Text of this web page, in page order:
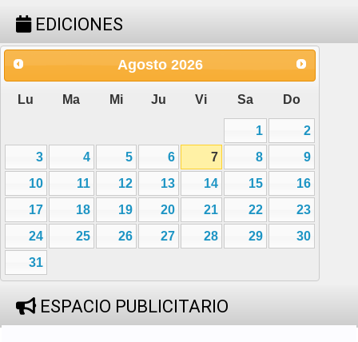
EDICIONES
Agosto 2026
Lu Ma Mi Ju Vi Sa Do
1
2
3
4 5 6 7 8
9
10
11 12 13 14 15
16
17
18 19 20 21 22
23
24
25 26 27 28 29
30
31
ESPACIO PUBLICITARIO